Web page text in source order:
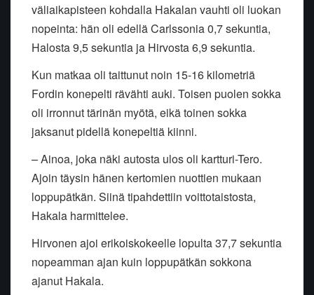
väliaikapisteen kohdalla Hakalan vauhti oli luokan
nopeinta: hän oli edellä Carlssonia 0,7 sekuntia,
Halosta 9,5 sekuntia ja Hirvosta 6,9 sekuntia.
Kun matkaa oli taittunut noin 15-16 kilometriä
Fordin konepelti rävähti auki. Toisen puolen sokka
oli irronnut tärinän myötä, eikä toinen sokka
jaksanut pidellä konepeltiä kiinni.
– Ainoa, joka näki autosta ulos oli kartturi-Tero.
Ajoin täysin hänen kertomien nuottien mukaan
loppupätkän. Siinä tipahdettiin voittotaistosta,
Hakala harmittelee.
Hirvonen ajoi erikoiskokeelle lopulta 37,7 sekuntia
nopeamman ajan kuin loppupätkän sokkona
ajanut Hakala.